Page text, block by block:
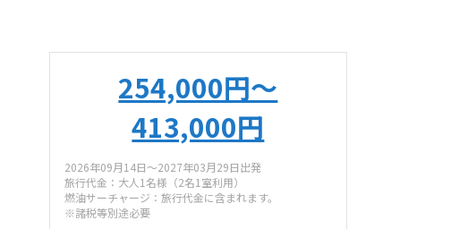
254,000円〜
413,000円
2026年09月14日～2027年03月29日出発
旅行代金：大人1名様（2名1室利用）
燃油サーチャージ：旅行代金に含まれます。
※諸税等別途必要